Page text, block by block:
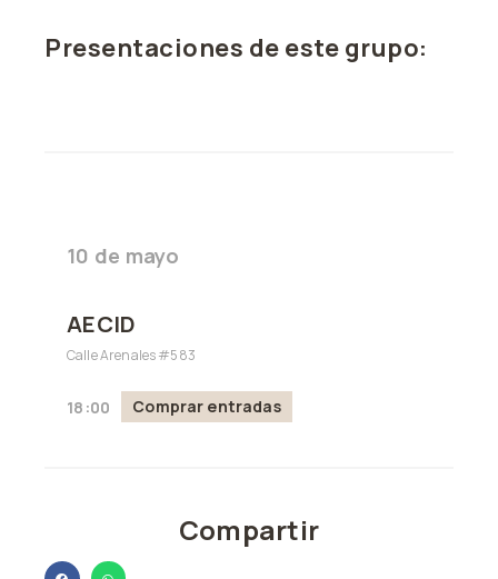
Presentaciones de este grupo:
10 de mayo
AECID
Calle Arenales #583
18:00 Comprar entradas
Compartir